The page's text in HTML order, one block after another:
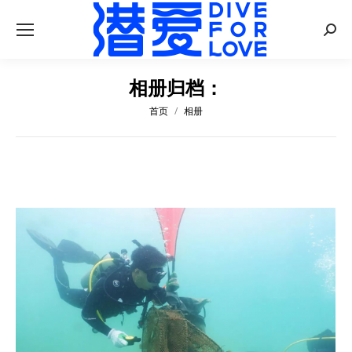
相册归档：
您在这里：
首页 相册